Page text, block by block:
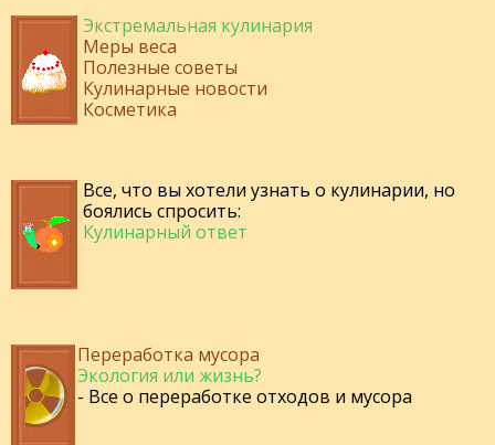
Экстремальная кулинария
Меры веса
Полезные советы
Кулинарные новости
Косметика
Все, что вы хотели узнать о кулинарии, но
боялись спросить:
Кулинарный ответ
Переработка мусора
Экология или жизнь?
- Все о переработке отходов и мусора